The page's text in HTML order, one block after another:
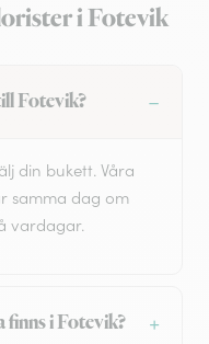
i Fotevik
Fotevik?
din bukett. Våra
samma dag om
vardagar.
i Fotevik?